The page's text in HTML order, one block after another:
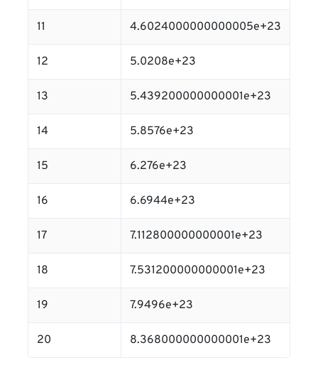
11 4.6024000000000005e+23
12 5.0208e+23
13 5.439200000000001e+23
14 5.8576e+23
15 6.276e+23
16 6.6944e+23
17 7.112800000000001e+23
18 7.531200000000001e+23
19 7.9496e+23
20 8.368000000000001e+23